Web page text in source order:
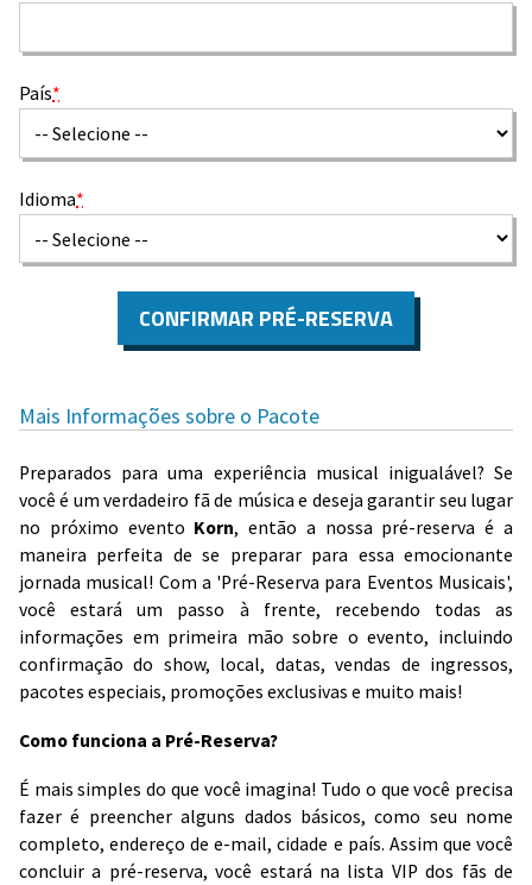
País*
Idioma*
CONFIRMAR PRÉ-RESERVA
Mais Informações sobre o Pacote
Preparados para uma experiência musical inigualável? Se
você é um verdadeiro fã de música e deseja garantir seu lugar
no próximo evento Korn, então a nossa pré-reserva é a
maneira perfeita de se preparar para essa emocionante
jornada musical! Com a 'Pré-Reserva para Eventos Musicais',
você estará um passo à frente, recebendo todas as
informações em primeira mão sobre o evento, incluindo
confirmação do show, local, datas, vendas de ingressos,
pacotes especiais, promoções exclusivas e muito mais!
Como funciona a Pré-Reserva?
É mais simples do que você imagina! Tudo o que você precisa
fazer é preencher alguns dados básicos, como seu nome
completo, endereço de e-mail, cidade e país. Assim que você
concluir a pré-reserva, você estará na lista VIP dos fãs de